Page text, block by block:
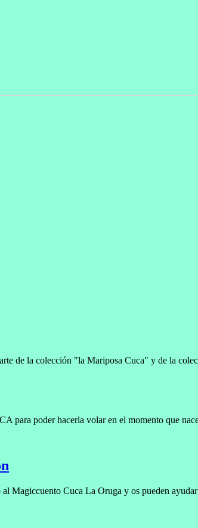
de la colección "la Mariposa Cuca" y de la
poder hacerla volar en el momento que nace
Magiccuento Cuca La Oruga y os pueden